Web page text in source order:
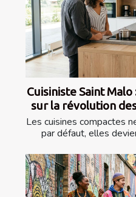
Cuisiniste Saint
sur la révolution
Les cuisines compactes
par défaut, elles